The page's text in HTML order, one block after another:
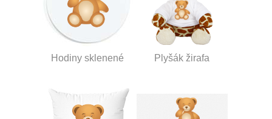
Hodiny sklenené Plyšák žirafa